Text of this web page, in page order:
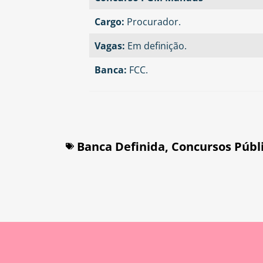
Cargo: Procurador.
Vagas: Em definição.
Banca: FCC.
Banca Definida, Concursos